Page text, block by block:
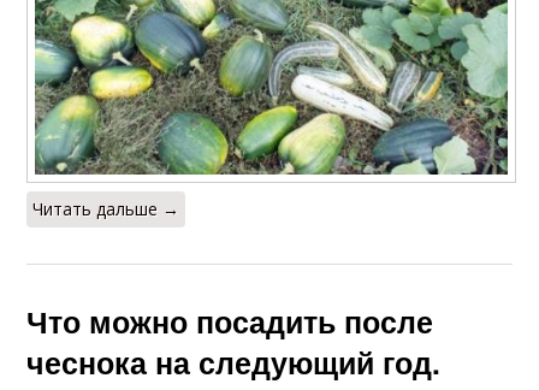
Читать дальше →
Что можно посадить после
чеснока на следующий год.